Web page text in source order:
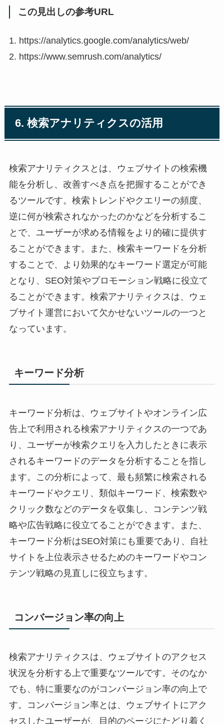
この見出しの参考URL
1. https://analytics.google.com/analytics/web/
2. https://www.semrush.com/analytics/
6. 検索アナリティクスの活用
検索アナリティクスとは、ウェブサイトの検索機
能を分析し、改善すべき点を把握することができ
るツールです。検索トレンドやクエリーの頻度、
逆に何が検索されなかったのかなどを分析するこ
とで、ユーザーが求める情報をより的確に提供す
ることができます。また、検索キーワードを分析
することで、より効果的なキーワード選定が可能
となり、SEO対策やプロモーション戦略に役立て
ることができます。検索アナリティクスは、ウェ
ブサイト運営において欠かせないツールの一つと
なっています。
キーワード分析
キーワード分析は、ウェブサイトやオンライン広
告上で利用される検索アナリティクスの一つであ
り、ユーザーが検索クエリを入力したときに表示
されるキーワードのデータを分析することを指し
ます。この分析によって、最も頻繁に検索される
キーワードやクエリ、類似キーワード、検索数や
クリック数などのデータを収集し、コンテンツ戦
略や広告戦略に役立てることができます。また、
キーワード分析はSEO対策にも重要であり、自社
サイトを上位表示させるためのキーワードやコン
テンツ戦略の見直しに役立ちます。
コンバージョン率の向上
検索アナリティクスは、ウェブサイトのアクセス
状況を分析する上で重要なツールです。そのなか
でも、特に重要なのがコンバージョン率の向上で
す。コンバージョン率とは、ウェブサイトにアク
セスしたユーザーが、目的のページにたどり着く